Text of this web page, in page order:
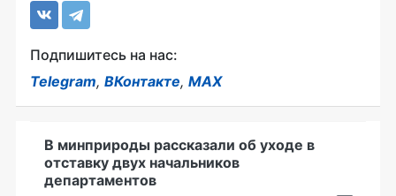
Подпишитесь на нас:
Telegram, ВКонтакте, MAX
В минприроды рассказали об уходе в
отставку двух начальников
департаментов